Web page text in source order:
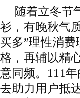
随着立冬节
衫，有晚秋气
买多”理性消
格，再辅以精
意同频。111
去助力用户抵